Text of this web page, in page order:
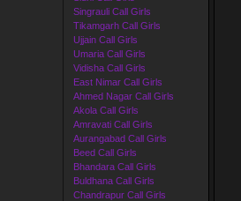
Singrauli Call Girls
Tikamgarh Call Girls
Ujjain Call Girls
Umaria Call Girls
Vidisha Call Girls
East Nimar Call Girls
Ahmed Nagar Call Girls
Akola Call Girls
Amravati Call Girls
Aurangabad Call Girls
Beed Call Girls
Bhandara Call Girls
Buldhana Call Girls
Chandrapur Call Girls